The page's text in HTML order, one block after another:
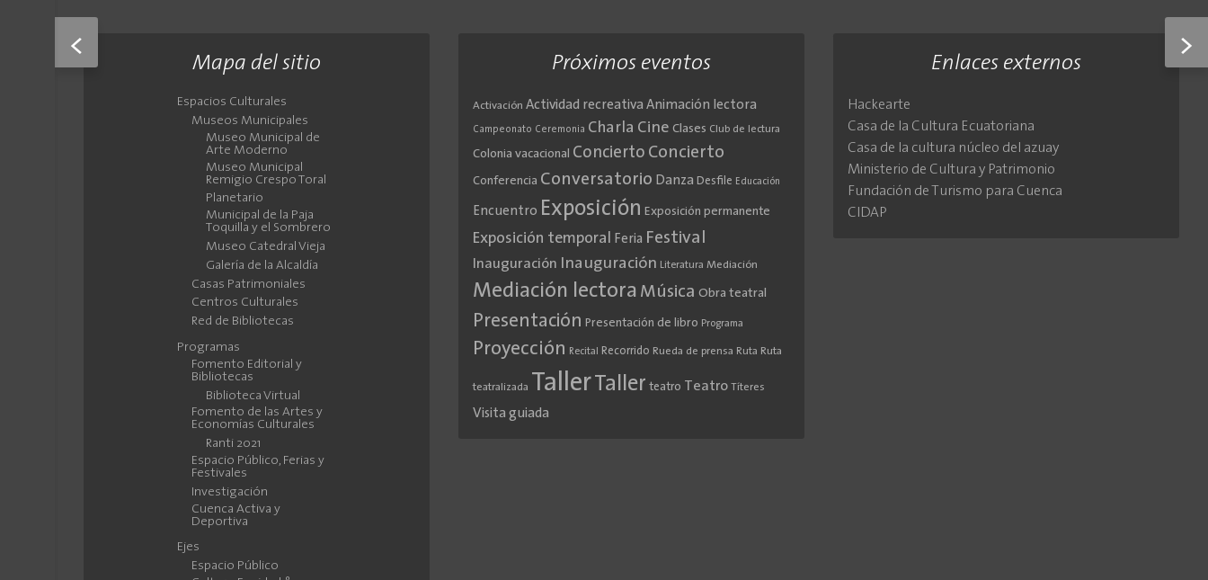
< >
Mapa del sitio
Espacios Culturales
Museos Municipales
Museo Municipal de
Arte Moderno
Museo Municipal
Remigio Crespo Toral
Planetario
Municipal de la Paja
Toquilla y el Sombrero
Museo Catedral Vieja
Galería de la Alcaldía
Casas Patrimoniales
Centros Culturales
Red de Bibliotecas
Programas
Fomento Editorial y
Bibliotecas
Biblioteca Virtual
Fomento de las Artes y
Economías Culturales
Ranti 2021
Espacio Público, Ferias y
Festivales
Investigación
Cuenca Activa y
Deportiva
Ejes
Espacio Público
Próximos eventos
Activación Actividad recreativa Animación lectora
Campeonato Ceremonia Charla Cine Clases Club de lectura
Colonia vacacional Concierto Concierto
Conferencia Conversatorio Danza Desfile Educación
Encuentro Exposición Exposición permanente
Exposición temporal Feria Festival
Inauguración Inauguración Literatura Mediación
Mediación lectora Música Obra teatral
Presentación Presentación de libro Programa
Proyección Recital Recorrido Rueda de prensa Ruta Ruta
teatralizada Taller Taller teatro Teatro Títeres
Visita guiada
Enlaces externos
Hackearte
Casa de la Cultura Ecuatoriana
Casa de la cultura núcleo del azuay
Ministerio de Cultura y Patrimonio
Fundación de Turismo para Cuenca
CIDAP